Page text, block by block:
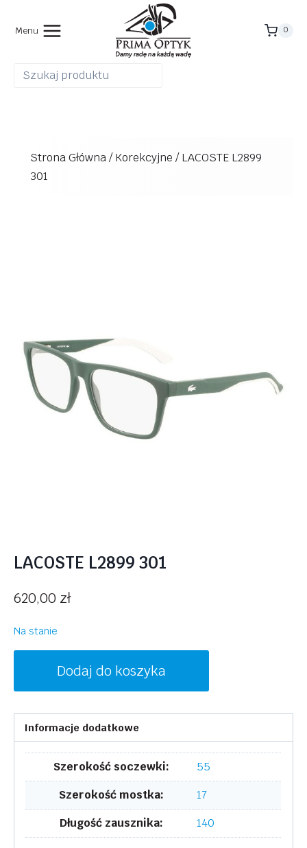
Menu 0
Strona Główna/Korekcyjne /LACOSTE L2899
301
LACOSTE L2899 301
620,00 zł
Na stanie
LACOSTE
L2899
301
Dodaj do koszyka
Informacje dodatkowe
Szerokość soczewki:
55
Szerokość mostka:
17
Długość zausznika:
140